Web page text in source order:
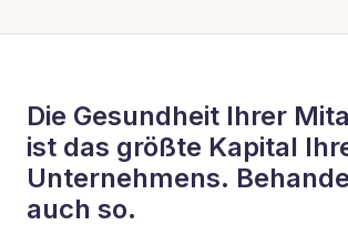
Die Gesundheit Ihrer
ist das größte Kapital
Unternehmens.
auch so.